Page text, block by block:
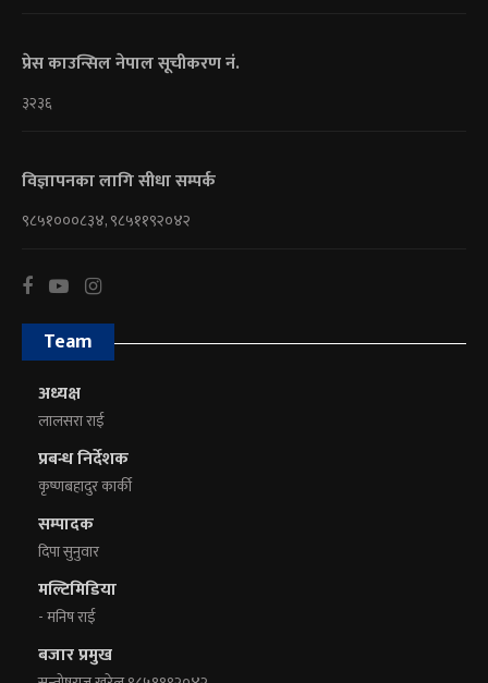
प्रेस काउन्सिल नेपाल सूचीकरण नं.
३२३६
विज्ञापनका लागि सीधा सम्पर्क
९८५१०००८३४, ९८५११९२०४२
Team
अध्यक्ष
लालसरा राई
प्रबन्ध निर्देशक
कृष्णबहादुर कार्की
सम्पादक
दिपा सुनुवार
मल्टिमिडिया
- मनिष राई
बजार प्रमुख